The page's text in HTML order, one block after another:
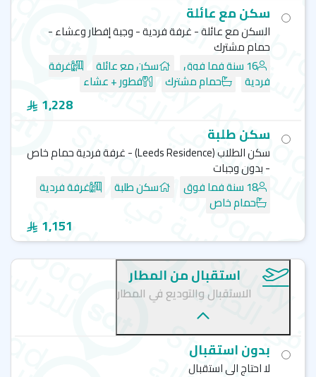
سكن مع عائلة
السكن مع عائلة - غرفة فردية - وجبة إفطار وعشاء -
حمام مشترك
16 سنة فما فوق
سكن مع عائلة غرفة
فردية حمام مشترك فطور + عشاء
1,228
سكن طلبة
سكن الطلاب (Leeds Residence) - غرفة فردية حمام خاص
- بدون وجبات
18 سنة فما فوق
سكن طلبة غرفة فردية
حمام خاص
1,151
استقبال من المطار
الاستقبال والتوديع في المطار
بدون استقبال
لا احتاج الى استقبال